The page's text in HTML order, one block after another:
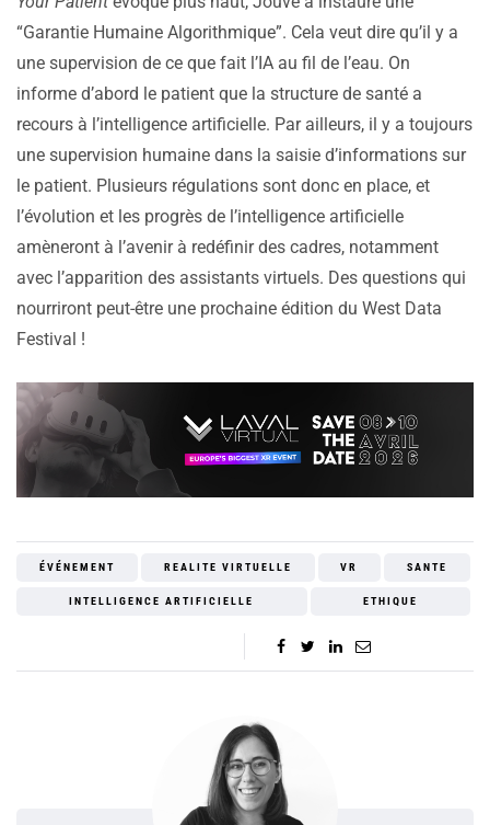
“Garantie Humaine Algorithmique”. Cela veut dire qu’il y a
une supervision de ce que fait l’IA au fil de l’eau. On
informe d’abord le patient que la structure de santé a
recours à l’intelligence artificielle. Par ailleurs, il y a toujours
une supervision humaine dans la saisie d’informations sur
le patient. Plusieurs régulations sont donc en place, et
l’évolution et les progrès de l’intelligence artificielle
amèneront à l’avenir à redéfinir des cadres, notamment
avec l’apparition des assistants virtuels. Des questions qui
nourriront peut-être une prochaine édition du West Data
Festival !
ÉVÉNEMENT REALITE VIRTUELLE VR SANTE
INTELLIGENCE ARTIFICIELLE ETHIQUE